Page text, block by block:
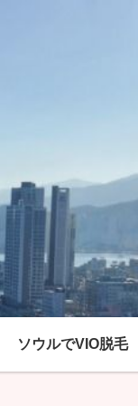
ソウルでVIO脱毛